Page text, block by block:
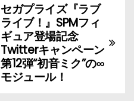
セガプライズ『ラブ
ライブ！』SPMフィ
ギュア登場記念
Twitterキャンペーン
第12弾“初音ミク”の∞
モジュール！